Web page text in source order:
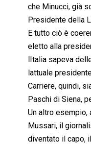
che Minucci, già
Presidente della
E tutto ciò è
eletto alla
lItalia sapeva
lattuale
Carriere, quindi,
Paschi di Siena,
Un altro esempio,
Mussari, il
diventato il capo,